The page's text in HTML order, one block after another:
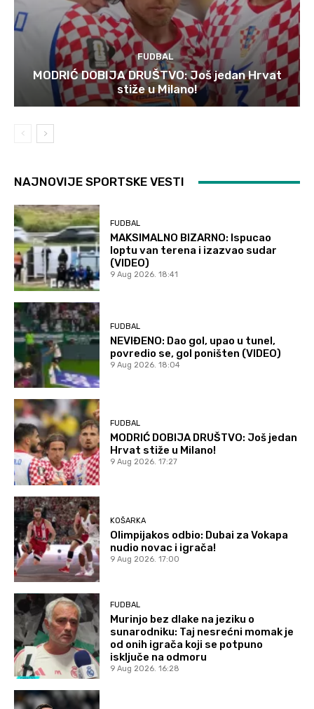
FUDBAL
MODRIĆ DOBIJA DRUŠTVO: Još jedan Hrvat
stiže u Milano!
NAJNOVIJE SPORTSKE VESTI
FUDBAL
MAKSIMALNO BIZARNO: Ispucao
loptu van terena i izazvao sudar
(VIDEO)
9 Aug 2026. 18:41
FUDBAL
NEVIĐENO: Dao gol, upao u tunel,
povredio se, gol poništen (VIDEO)
9 Aug 2026. 18:04
FUDBAL
MODRIĆ DOBIJA DRUŠTVO: Još jedan
Hrvat stiže u Milano!
9 Aug 2026. 17:27
KOŠARKA
Olimpijakos odbio: Dubai za Vokapa
nudio novac i igrača!
9 Aug 2026. 17:00
FUDBAL
Murinjo bez dlake na jeziku o
sunarodniku: Taj nesrećni momak je
od onih igrača koji se potpuno
isključe na odmoru
9 Aug 2026. 16:28